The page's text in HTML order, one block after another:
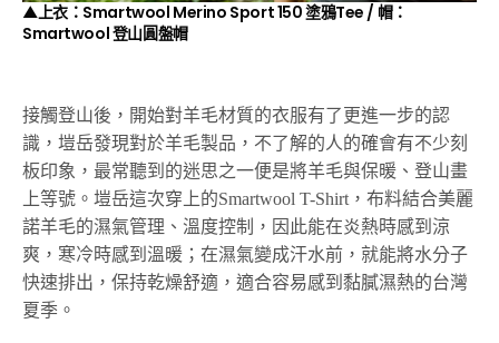
▲上衣：Smartwool Merino Sport 150 塗鴉Tee / 帽：
Smartwool 登山圓盤帽
接觸登山後，開始對羊毛材質的衣服有了更進一步的認
識，塏岳發現對於羊毛製品，不了解的人的確會有不少刻
板印象，最常聽到的迷思之一便是將羊毛與保暖、登山畫
上等號。塏岳這次穿上的Smartwool T-Shirt，布料結合美麗
諾羊毛的濕氣管理、溫度控制，因此能在炎熱時感到涼
爽，寒冷時感到溫暖；在濕氣變成汗水前，就能將水分子
快速排出，保持乾燥舒適，適合容易感到黏膩濕熱的台灣
夏季。